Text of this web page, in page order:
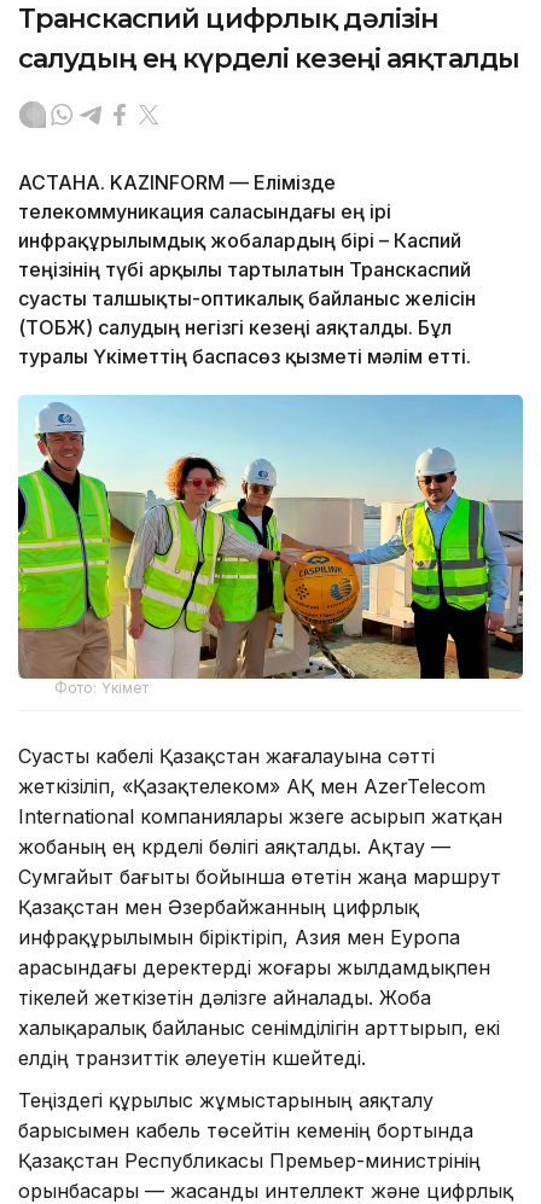
Транскаспий цифрлық дәлізін
салудың ең күрделі кезеңі аяқталды
АСТАНА. KAZINFORM — Елімізде
телекоммуникация саласындағы ең ірі
инфрақұрылымдық жобалардың бірі – Каспий
теңізінің түбі арқылы тартылатын Транскаспий
суасты талшықты-оптикалық байланыс желісін
(ТОБЖ) салудың негізгі кезеңі аяқталды. Бұл
туралы Үкіметтің баспасөз қызметі мәлім етті.
Фото: Үкімет
Суасты кабелі Қазақстан жағалауына сәтті
жеткізіліп, «Қазақтелеком» АҚ мен AzerTelecom
International компаниялары жүзеге асырып жатқан
жобаның ең күрделі бөлігі аяқталды. Ақтау —
Сумгайыт бағыты бойынша өтетін жаңа маршрут
Қазақстан мен Әзербайжанның цифрлық
инфрақұрылымын біріктіріп, Азия мен Еуропа
арасындағы деректерді жоғары жылдамдықпен
тікелей жеткізетін дәлізге айналады. Жоба
халықаралық байланыс сенімділігін арттырып, екі
елдің транзиттік әлеуетін күшейтеді.
Теңіздегі құрылыс жұмыстарының аяқталу
барысымен кабель төсейтін кеменің бортында
Қазақстан Республикасы Премьер-министрінің
орынбасары — жасанды интеллект және цифрлық